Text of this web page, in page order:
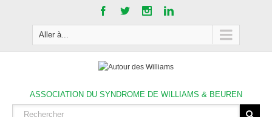
Aller à...
ASSOCIATION DU SYNDROME DE WILLIAMS & BEUREN